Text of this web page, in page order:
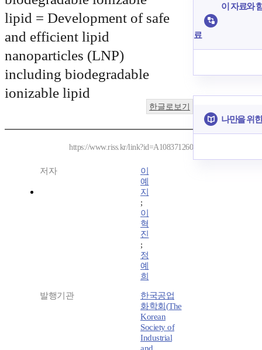
lipid = Development of safe
and efficient lipid
nanoparticles (LNP)
including biodegradable
ionizable lipid
한글로보기
https://www.riss.kr/link?id=A108371260
저자
이
예
지
;
이
혁
진
;
정
예
희
발행기관
한국공업
화학회(The
Korean
Society of
Industrial
이 자료와
료
나만을 위